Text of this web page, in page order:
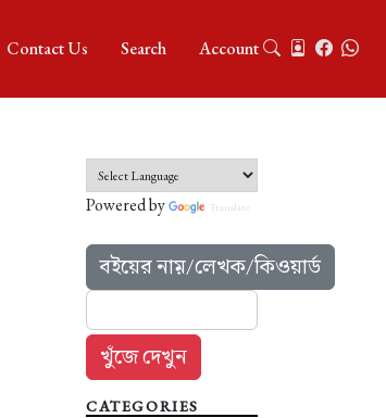
Contact Us Search Account
Powered by Translate
বইয়ের নাম়/লেখক/কিওয়ার্ড
CATEGORIES